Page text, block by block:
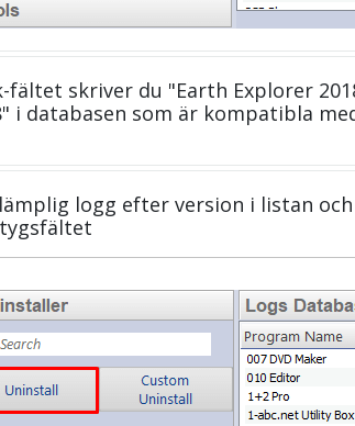
fältet skriver du "Earth Explorer
i databasen som är kompatibla
logg efter version i listan